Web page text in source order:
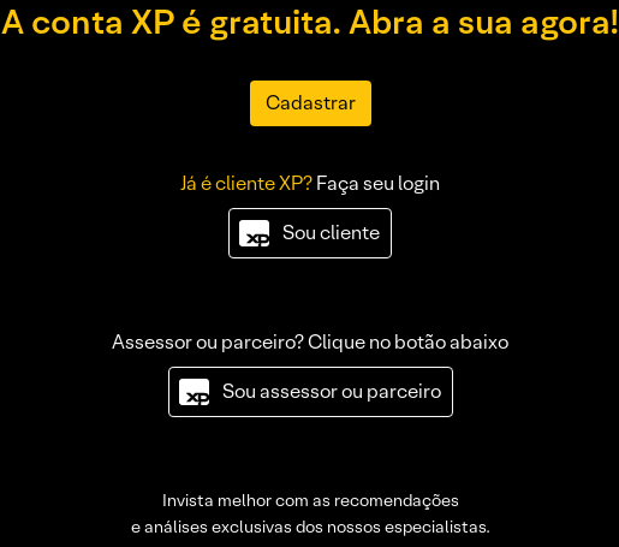
A conta XP é gratuita. Abra a sua agora!
Cadastrar
Já é cliente XP?Faça seu login
Sou cliente
Assessor ou parceiro? Clique no botão abaixo
Sou assessor ou parceiro
Invista melhor com as recomendações
e análises exclusivas dos nossos especialistas.